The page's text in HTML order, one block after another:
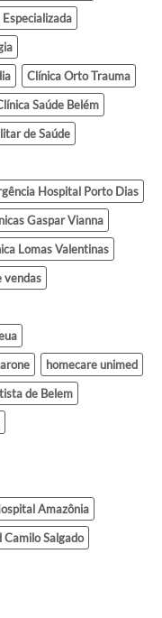
Clínica Orto Trauma
Saúde Belém
de Saúde
Hospital Porto Dias
Gaspar Vianna
Lomas Valentinas
vendas
homecare unimed
de Belem
Amazônia
Camilo Salgado